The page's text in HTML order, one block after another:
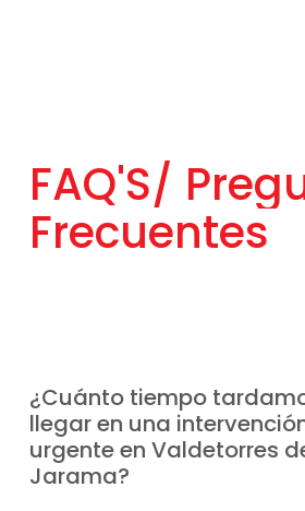
FAQ'S/
Frecuentes
¿Cuánto tiempo
llegar en una
urgente en Valdetorres
Jarama?